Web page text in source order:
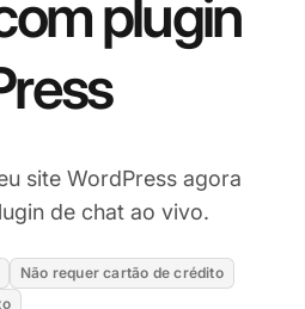
plugin
site WordPress agora
de chat ao vivo.
Não requer cartão de crédito